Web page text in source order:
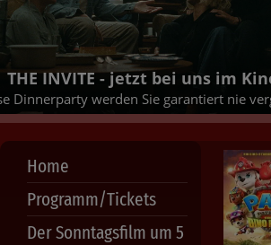
JETZT TICKETS SICHERN!
Home
Programm/Tickets
Der Sonntagsfilm um 5